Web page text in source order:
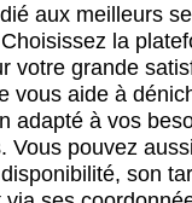
aux meilleurs
la
votre grande
vous aide à
adapté à vos
Vous pouvez
son